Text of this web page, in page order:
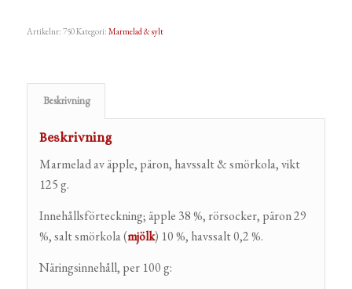
Artikelnr: 750Kategori: Marmelad & sylt
Beskrivning
Beskrivning
Marmelad av äpple, päron, havssalt & smörkola, vikt
125 g.
Innehållsförteckning; äpple 38 %, rörsocker, päron 29
%, salt smörkola (mjölk) 10 %, havssalt 0,2 %.
Näringsinnehåll, per 100 g: